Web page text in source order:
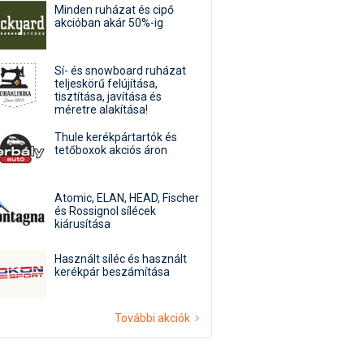
Minden ruházat és cipő
akcióban akár 50%-ig
Sí- és snowboard ruházat
teljeskörű felújítása,
tisztítása, javítása és
méretre alakítása!
Thule kerékpártartók és
tetőboxok akciós áron
Atomic, ELAN, HEAD, Fischer
és Rossignol sílécek
kiárusítása
Használt síléc és használt
kerékpár beszámítása
További akciók